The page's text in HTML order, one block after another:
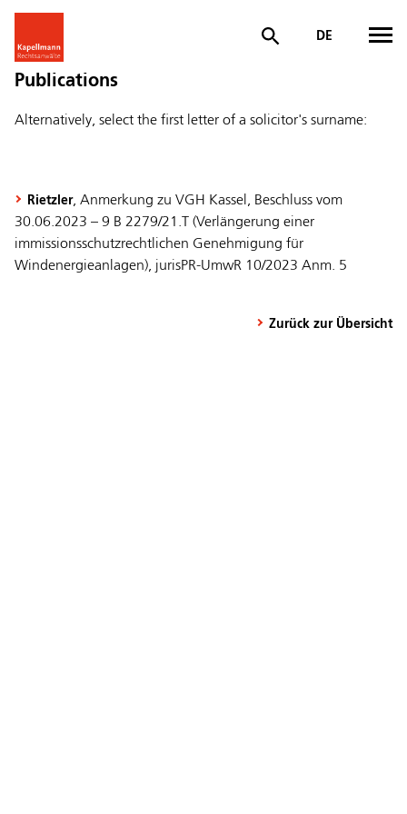
DE
Publications
Alternatively, select the first letter of a solicitor's surname:
Rietzler, Anmerkung zu VGH Kassel, Beschluss vom
30.06.2023 – 9 B 2279/21.T (Verlängerung einer
immissionsschutzrechtlichen Genehmigung für
Windenergieanlagen), jurisPR-UmwR 10/2023 Anm. 5
Zurück zur Übersicht